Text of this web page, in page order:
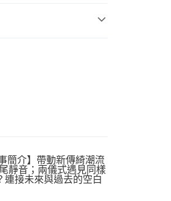
結帳頁面顯示為準，若有關於
帳號之用戶狀況，依本公司
足之情形，本公司將視審查
費
簡介】帶動新傳綺潮流
靜音；兩儀式遇見同樣
連接未來與過去的空白